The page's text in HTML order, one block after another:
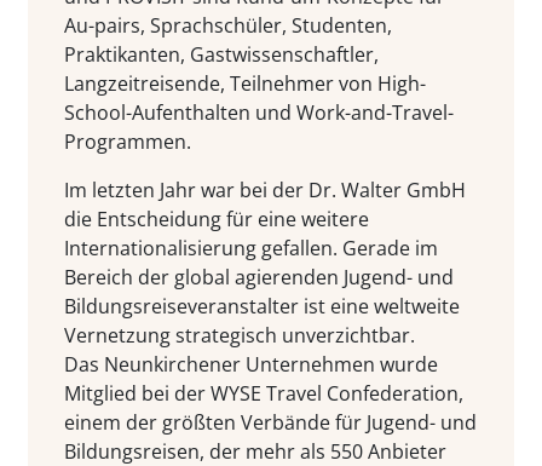
Au-pairs, Sprachschüler, Studenten,
Praktikanten, Gastwissenschaftler,
Langzeitreisende, Teilnehmer von High-
School-Aufenthalten und Work-and-Travel-
Programmen.
Im letzten Jahr war bei der Dr. Walter GmbH
die Entscheidung für eine weitere
Internationalisierung gefallen. Gerade im
Bereich der global agierenden Jugend- und
Bildungsreiseveranstalter ist eine weltweite
Vernetzung strategisch unverzichtbar.
Das Neunkirchener Unternehmen wurde
Mitglied bei der WYSE Travel Confederation,
einem der größten Verbände für Jugend- und
Bildungsreisen, der mehr als 550 Anbieter